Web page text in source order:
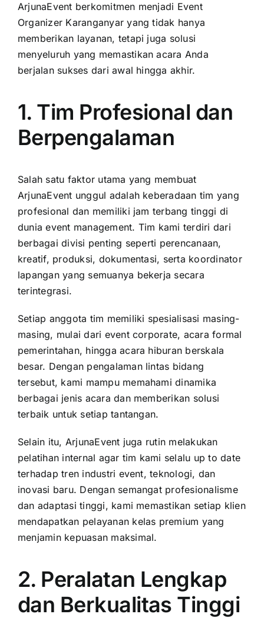
ArjunaEvent berkomitmen menjadi Event
Organizer Karanganyar yang tidak hanya
memberikan layanan, tetapi juga solusi
menyeluruh yang memastikan acara Anda
berjalan sukses dari awal hingga akhir.
1. Tim Profesional dan
Berpengalaman
Salah satu faktor utama yang membuat
ArjunaEvent unggul adalah keberadaan tim yang
profesional dan memiliki jam terbang tinggi di
dunia event management. Tim kami terdiri dari
berbagai divisi penting seperti perencanaan,
kreatif, produksi, dokumentasi, serta koordinator
lapangan yang semuanya bekerja secara
terintegrasi.
Setiap anggota tim memiliki spesialisasi masing-
masing, mulai dari event corporate, acara formal
pemerintahan, hingga acara hiburan berskala
besar. Dengan pengalaman lintas bidang
tersebut, kami mampu memahami dinamika
berbagai jenis acara dan memberikan solusi
terbaik untuk setiap tantangan.
Selain itu, ArjunaEvent juga rutin melakukan
pelatihan internal agar tim kami selalu up to date
terhadap tren industri event, teknologi, dan
inovasi baru. Dengan semangat profesionalisme
dan adaptasi tinggi, kami memastikan setiap klien
mendapatkan pelayanan kelas premium yang
menjamin kepuasan maksimal.
2. Peralatan Lengkap
dan Berkualitas Tinggi